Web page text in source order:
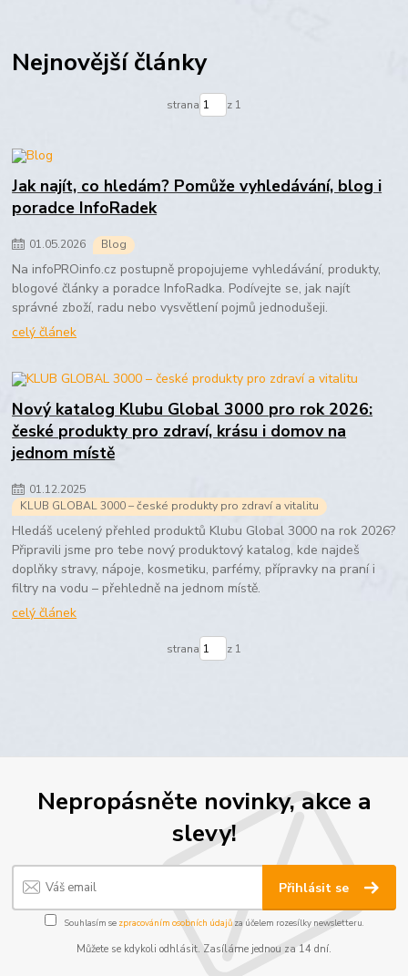
Nejnovější články
strana z 1
Jak najít, co hledám? Pomůže vyhledávání, blog i
poradce InfoRadek
01.05.2026 Blog
Na infoPROinfo.cz postupně propojujeme vyhledávání, produkty,
blogové články a poradce InfoRadka. Podívejte se, jak najít
správné zboží, radu nebo vysvětlení pojmů jednodušeji.
celý článek
Nový katalog Klubu Global 3000 pro rok 2026:
české produkty pro zdraví, krásu i domov na
jednom místě
01.12.2025
KLUB GLOBAL 3000 – české produkty pro zdraví a vitalitu
Hledáš ucelený přehled produktů Klubu Global 3000 na rok 2026?
Připravili jsme pro tebe nový produktový katalog, kde najdeš
doplňky stravy, nápoje, kosmetiku, parfémy, přípravky na praní i
filtry na vodu – přehledně na jednom místě.
celý článek
strana z 1
Nepropásněte novinky, akce a
slevy!
Přihlásit se
Souhlasím se zpracováním osobních údajůza účelem rozesílky newsletteru.
Můžete se kdykoli odhlásit. Zasíláme jednou za 14 dní.